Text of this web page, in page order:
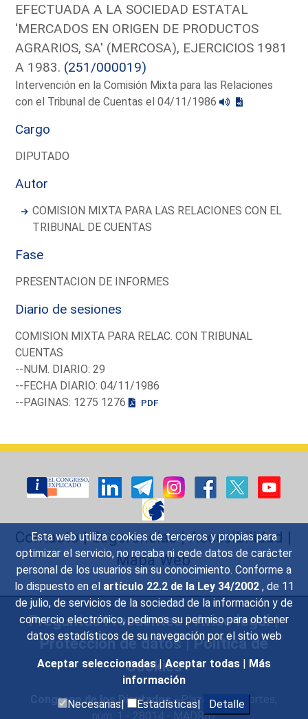
Esta web utiliza cookies de terceros y propias para
optimizar el servicio, no recaba ni cede datos de carácter
personal de los usuarios sin su conocimiento. Conforme a
lo dispuesto en el artículo 22.2 de la Ley 34/2002 , de 11
de julio, de servicios de la sociedad de la información y de
comercio electrónico, pedimos su permiso para obtener
datos estadísticos de su navegación por el sitio web
Aceptar seleccionadas | Aceptar todas | Más
información
Necesarias|
Estadísticas| Detalle
EFECTUADA A LA SOCIEDAD ESTATAL
'MERCADOS EN ORIGEN DE PRODUCTOS
AGRARIOS, SA' (MERCOSA), EJERCICIOS 1981
A 1983. (251/000019)
Intervención en la Comisión Mixta para las Relaciones
con el Tribunal de Cuentas el 04/11/1986
Cargo
DIPUTADO
Autor
COMISION MIXTA PARA LAS RELACIONES CON EL
TRIBUNAL DE CUENTAS
Fase
PRESENTACION DE INFORMES
Diario de sesiones
COMISION MIXTA PARA RELAC. CON TRIBUNAL
CUENTAS
--NUM. DIARIO: 29
--FECHA DIARIO: 04/11/1986
--PAGINAS: 1275 1276
PDF
Contacto|Sugerencias|Accesibilidad |
Mapa Web
Preguntas Frecuentes|Aviso legal|
Protección de datos|Política de
Cookies
Congreso de los Diputados- Plaza de las Cortes,
núm. 1 - 28014 - MADRID